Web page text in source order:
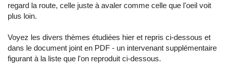
regard la route, celle juste à avaler comme celle que l'oeil voit
plus loin.
Voyez les divers thèmes étudiées hier et repris ci-dessous et
dans le document joint en PDF - un intervenant supplémentaire
figurant à la liste que l'on reproduit ci-dessous.